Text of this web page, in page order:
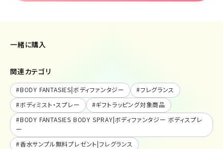
一緒に購入
関連カテゴリ
#BODY FANTASIES|ボディファンタジー #フレグランス
#ボディミスト・スプレー #ギフトラッピング対象商品
#BODY FANTASIES BODY SPRAY|ボディファンタジー ボディスプレ
ー
#香水サンプル無料プレゼント|フレグランス